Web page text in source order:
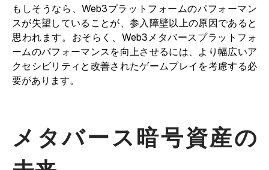
もしそうなら、Web3プラットフォームのパフォーマン
スが失望していることが、参入障壁以上の原因であると
思われます。おそらく、Web3メタバースプラットフォ
ームのパフォーマンスを向上させるには、より幅広いア
クセシビリティと改善されたゲームプレイを考慮する必
要があります。
メタバース暗号資産の